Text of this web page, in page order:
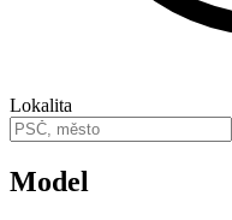
Lokalita
Model